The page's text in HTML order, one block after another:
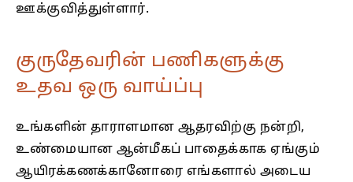
ஊக்குவித்துள்ளார்.
குருதேவரின் பணிகளுக்கு
உதவ ஒரு வாய்ப்பு
உங்களின் தாராளமான ஆதரவிற்கு நன்றி,
உண்மையான ஆன்மீகப் பாதைக்காக ஏங்கும்
ஆயிரக்கணக்கானோரை எங்களால் அடைய